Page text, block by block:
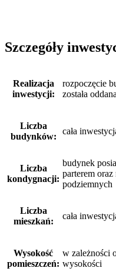
Szczegóły
Realizacja
inwestycji:
rozpoczęcie
została
Liczba
budynków:
cała
Liczba
kondygnacji:
budynek
parterem
podziemnych
Liczba
mieszkań:
cała
Wysokość
pomieszczeń:
w zależności
wysokości